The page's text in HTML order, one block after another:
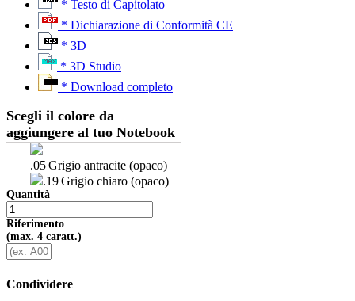
* Testo di Capitolato
* Dichiarazione di Conformità CE
* 3D
* 3D Studio
* Download completo
Scegli il colore da
aggiungere al tuo Notebook
.05Grigio antracite (opaco)
.19Grigio chiaro (opaco)
Quantità
Riferimento
(max. 4 caratt.)
Condividere